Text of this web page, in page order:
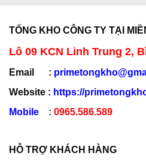
TỔNG KHO CÔNG TY TẠI
Lô 09 KCN Linh Trung 2,
Email :
Website : https://
Mobile : 0965.586.589
HỖ TRỢ KHÁCH HÀNG